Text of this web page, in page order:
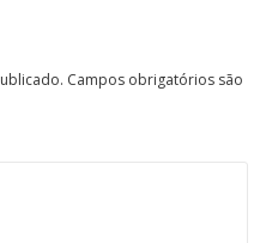
Campos obrigatórios são